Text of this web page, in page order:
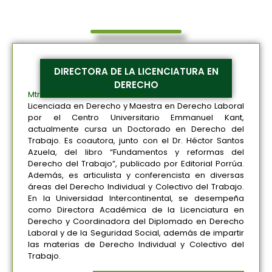
DIRECTORA DE LA LICENCIATURA EN
DERECHO
Mtra. Verónica Santos Méndez
Licenciada en Derecho y Maestra en Derecho Laboral
por el Centro Universitario Emmanuel Kant,
actualmente cursa un Doctorado en Derecho del
Trabajo. Es coautora, junto con el Dr. Héctor Santos
Azuela, del libro “Fundamentos y reformas del
Derecho del Trabajo”, publicado por Editorial Porrúa.
Además, es articulista y conferencista en diversas
áreas del Derecho Individual y Colectivo del Trabajo.
En la Universidad Intercontinental, se desempeña
como Directora Académica de la Licenciatura en
Derecho y Coordinadora del Diplomado en Derecho
Laboral y de la Seguridad Social, además de impartir
las materias de Derecho Individual y Colectivo del
Trabajo.